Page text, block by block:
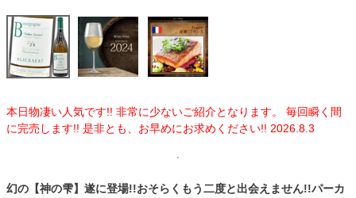
本日物凄い人気です!! 非常に少ないご紹介となります。 毎回瞬く間
に完売します!! 是非とも、お早めにお求めください!! 2026.8.3
幻の【神の雫】遂に登場!!おそらくもう二度と出会えません!!パーカ